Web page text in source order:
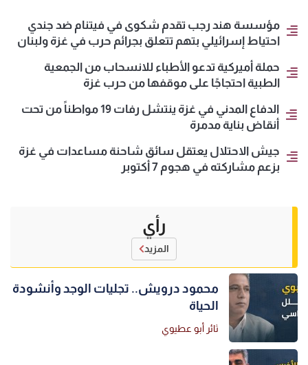
مؤسسة هند رجب تقدم شكوى في فيتنام ضد جندي
احتياط إسرائيلي بتهم تتعلق بجرائم حرب في غزة ولبنان
حملة أميركية تدعو الأطباء للانسحاب من الجمعية
الطبية احتجاجًا على موقفها من حرب غزة
الدفاع المدني في غزة ينتشل رفات 19 مواطناً من تحت
أنقاض بناية مدمرة
جيش الاحتلال يعتقل سائق شاحنة مساعدات في غزة
بزعم مشاركته في هجوم 7 أكتوبر
رأي
المزيد
محمود درويش.. تجليات الوجد وأنشودة
الحياة
ثائر أبو عطيوي